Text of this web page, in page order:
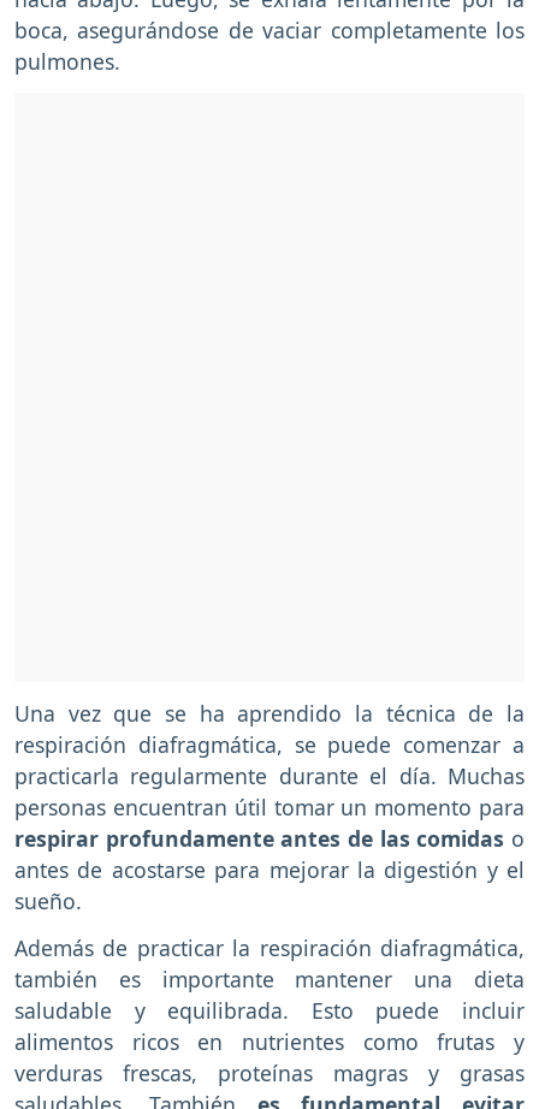
boca, asegurándose de vaciar completamente los
pulmones.
Una vez que se ha aprendido la técnica de la
respiración diafragmática, se puede comenzar a
practicarla regularmente durante el día. Muchas
personas encuentran útil tomar un momento para
respirar profundamente antes de las comidas o
antes de acostarse para mejorar la digestión y el
sueño.
Además de practicar la respiración diafragmática,
también es importante mantener una dieta
saludable y equilibrada. Esto puede incluir
alimentos ricos en nutrientes como frutas y
verduras frescas, proteínas magras y grasas